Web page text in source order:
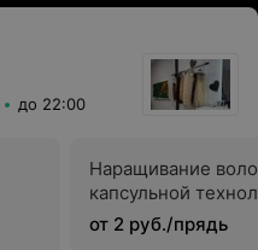
до 22:00
Наращивание
капсульной
от 2 руб./прядь